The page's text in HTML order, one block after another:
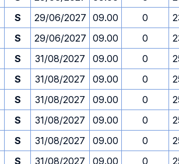
S 29/06/2027 09.00 0
S 29/06/2027 09.00 0
S 31/08/2027 09.00 0
S 31/08/2027 09.00 0
S 31/08/2027 09.00 0
S 31/08/2027 09.00 0
S 31/08/2027 09.00 0
S 31/08/2027 09.00 0